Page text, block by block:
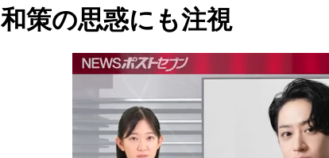
和策の思惑にも注視